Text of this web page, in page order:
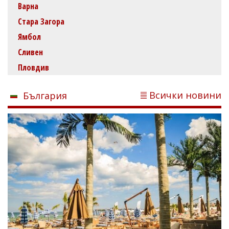
Варна
Стара Загора
Ямбол
Сливен
Пловдив
България Всички новини